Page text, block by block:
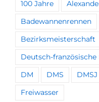
100 Jahre
Badewannenrennen
Bezirksmeisterschaft
Deutsch-
DM DMS DMSJ
Freiwasser